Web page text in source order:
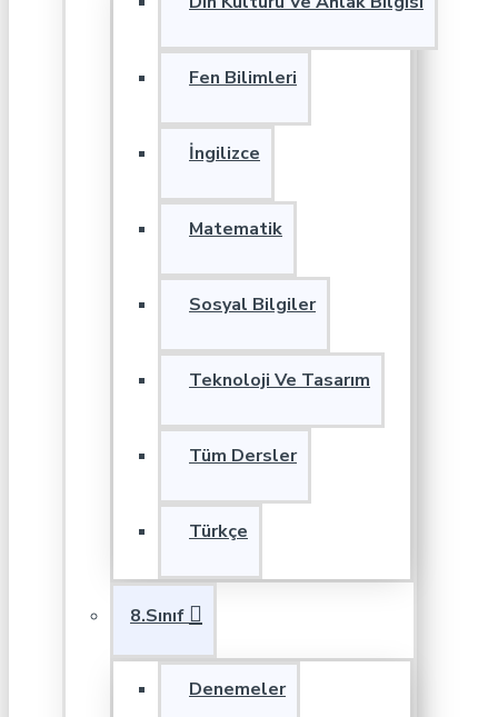
Fen Bilimleri
İngilizce
Matematik
Sosyal Bilgiler
Teknoloji Ve Tasarım
Tüm Dersler
Türkçe
8.Sınıf
Denemeler